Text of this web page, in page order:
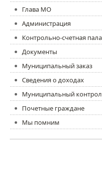
Глава МО
Администрация
Контрольно-счетная
Документы
Муниципальный заказ
Сведения о доходах
Муниципальный
Почетные граждане
Мы помним